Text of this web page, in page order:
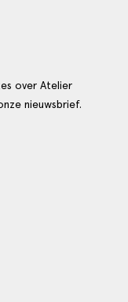
over Atelier
nieuwsbrief.